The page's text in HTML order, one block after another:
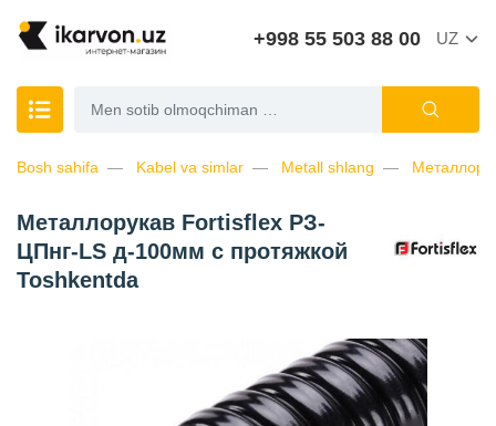
+998 55 503 88 00 UZ
Bosh sahifa Kabel va simlar Metall shlang
Металлорукав Fortisflex РЗ-
ЦПнг-LS д-100мм с протяжкой
Toshkentda